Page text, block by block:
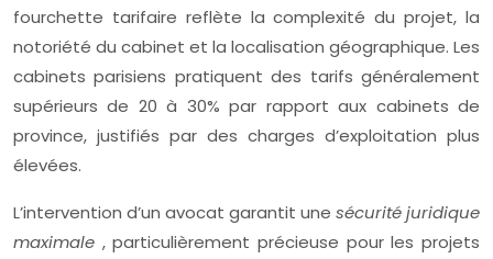
fourchette tarifaire reflète la complexité du projet, la
notoriété du cabinet et la localisation géographique. Les
cabinets parisiens pratiquent des tarifs généralement
supérieurs de 20 à 30% par rapport aux cabinets de
province, justifiés par des charges d’exploitation plus
élevées.
L’intervention d’un avocat garantit une sécurité juridique
maximale , particulièrement précieuse pour les projets